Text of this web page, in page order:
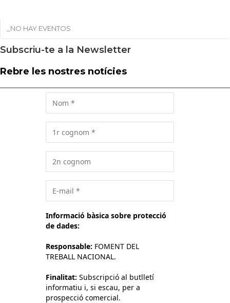
_NO HAY EVENTOS
Subscriu-te a la Newsletter
Rebre les nostres notícies
Informació bàsica sobre protecció
de dades:
Responsable: FOMENT DEL
TREBALL NACIONAL.
Finalitat: Subscripció al butlletí
informatiu i, si escau, per a
prospecció comercial.